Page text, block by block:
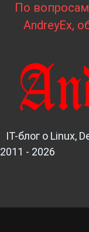
По
AndreyEx,
IT-блог о Linux,
2011 - 2026